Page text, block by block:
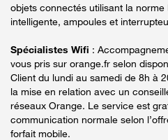
objets connectés utilisant la norme
intelligente, ampoules et
Spécialistes Wifi :
vous pris sur orange.fr selon
Client du lundi au samedi de 8h à
la mise en relation avec un
réseaux Orange. Le service est
communication normale selon
forfait mobile.